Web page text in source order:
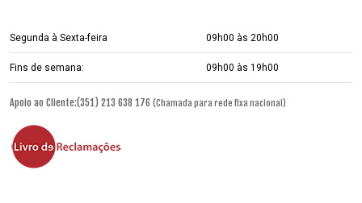
Segunda à Sexta-feira 09h00 às 20h00
Fins de semana: 09h00 às 19h00
Apoio ao Cliente:(351) 213 638 176 (Chamada para rede fixa nacional)